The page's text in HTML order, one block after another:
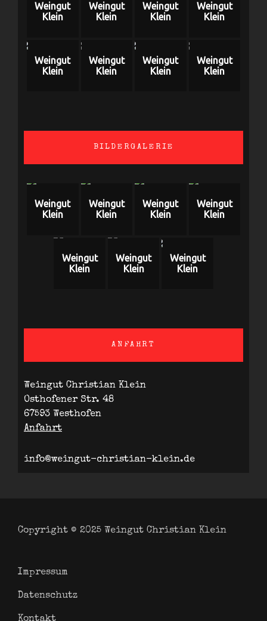
Weingut
Klein
Weingut
Klein
Weingut
Klein
Weingut
Klein
Weingut
Klein
Weingut
Klein
Weingut
Klein
Weingut
Klein
BILDERGALERIE
Weingut
Klein
Weingut
Klein
Weingut
Klein
Weingut
Klein
Weingut
Klein
Weingut
Klein
Weingut
Klein
ANFAHRT
Weingut Christian Klein
Osthofener Str. 48
67593 Westhofen
Anfahrt
info@weingut-christian-klein.de
Copyright © 2025 Weingut Christian Klein
Impressum
Datenschutz